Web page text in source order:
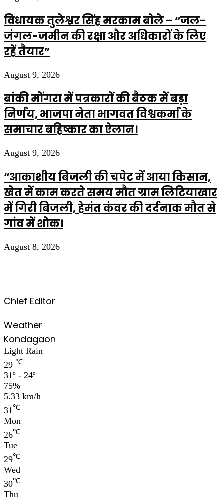
विधायक तुलेश्वर सिंह मरकाम बोले – “जल-
जंगल-जमीन की रक्षा और अधिकारों के लिए
रहें तैयार”
August 9, 2026
बांकी मोंगरा में पत्रकारों की बैठक में बड़ा
निर्णय, भाजपा नेता भागवत विश्वकर्मा के
समाचार बहिष्कार का ऐलान।
August 9, 2026
“आकाशीय बिजली की चपेट में आया किसान,
खेत में काम करते समय मौत ग्राम लिटियाखार
में गिरी बिजली, हेमंत कंवर की दर्दनाक मौत से
गांव में शोक।
August 8, 2026
Chief Editor
Weather
Kondagaon
Light Rain
29 ℃
31º - 24º
75%
5.33 km/h
31℃
Mon
26℃
Tue
29℃
Wed
30℃
Thu